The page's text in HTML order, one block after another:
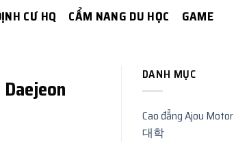
CƯ HQ CẨM NANG DU HỌC
GAME
DANH MỤC
Cao đẳng Ajou
대학